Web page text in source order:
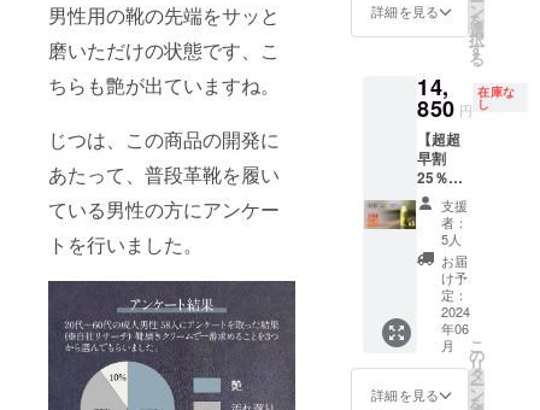
男性用の靴の先端をサッと
磨いただけの状態です、こ
ちらも艶が出ていますね。
じつは、この商品の開発に
あたって、普段革靴を履い
ている男性の方にアンケー
トを行いました。
込・送
品本体
の販売
予定価
格に対
するも
ので
す。
セット
■セット
内容 ・
ラーポ
リッ
シュ60
セカン
ズ」×3
本パッ
ケージ
■一般販
売予定
価格
3,960円
(消費税
等込み)
ｘ3＝
11,880
円 ※税
込・送
詳細を見る ン
を
選
択
す
る
14,
850 円
在庫な
し
【超超
早割
25％OF
F】 レ
ザー
ロー
ション
「ミ
ラーポ
リッ
シュ60
セカン
ズ」5本
セット
支援
者：
5人
お届
け予
定：
2024
年06
月
詳細を見る
こ
の
リ
タ
ー
ン
を